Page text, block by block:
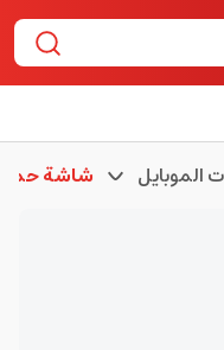
الموبايل شاشة